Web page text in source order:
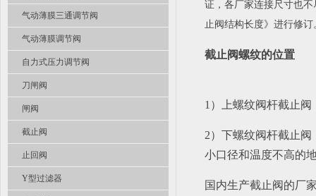
气动薄膜三通调节阀
气动薄膜调节阀
自力式压力调节阀
刀闸阀
闸阀
截止阀
止回阀
Y型过滤器
证，各厂家连接尺寸也
止阀结构长度》进行修
截止阀螺纹的位置
1）上螺纹阀杆截止
2）下螺纹阀杆截止
小口径和温度不高的
国内生产截止阀的厂